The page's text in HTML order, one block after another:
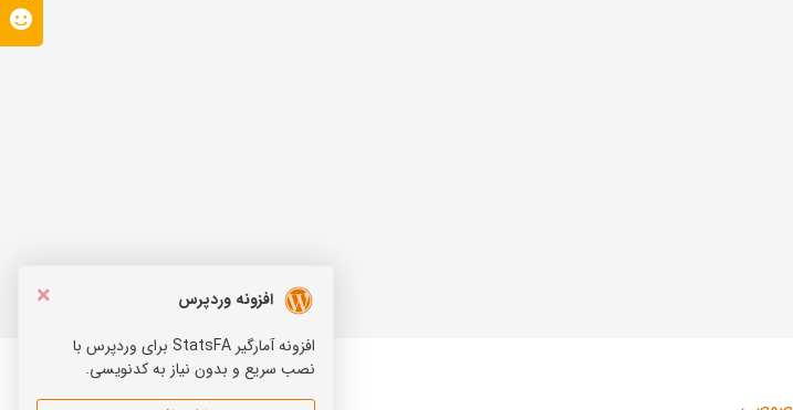
×
افزونه وردپرس
افزونه آمارگیر StatsFA برای وردپرس با
نصب سریع و بدون نیاز به کدنویسی.